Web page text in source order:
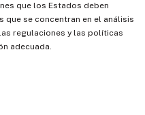
que los Estados deben
que se concentran en el análisis
regulaciones y las políticas
adecuada.